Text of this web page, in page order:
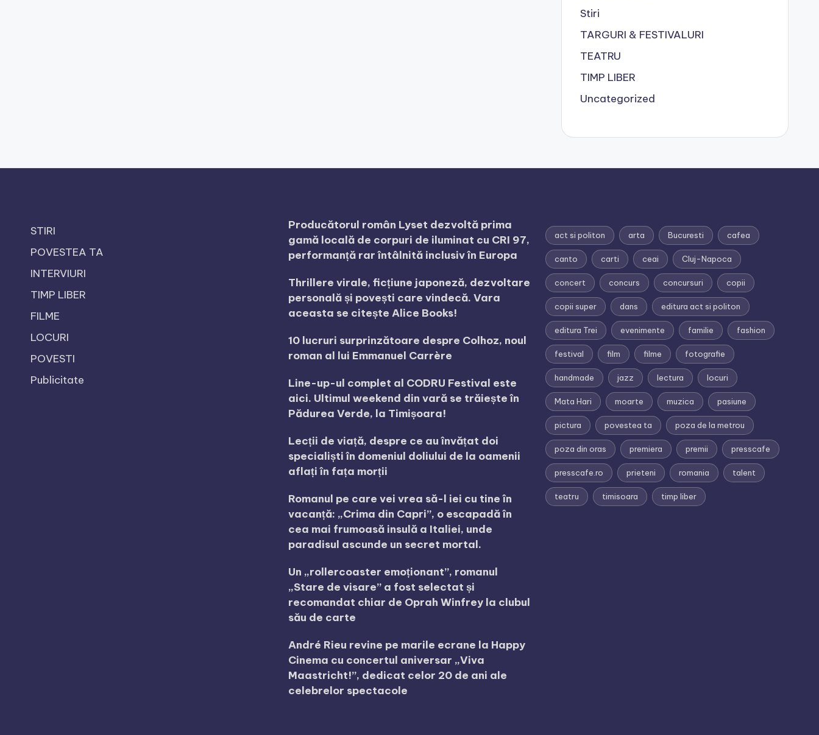
Stiri
TARGURI & FESTIVALURI
TEATRU
TIMP LIBER
Uncategorized
STIRI
POVESTEA TA
INTERVIURI
TIMP LIBER
FILME
LOCURI
POVESTI
Publicitate
Producătorul român Lyset dezvoltă prima
gamă locală de corpuri de iluminat cu CRI 97,
performanță rar întâlnită inclusiv în Europa
Thrillere virale, ficțiune japoneză, dezvoltare
personală și povești care vindecă. Vara
aceasta se citește Alice Books!
10 lucruri surprinzătoare despre Colhoz, noul
roman al lui Emmanuel Carrère
Line-up-ul complet al CODRU Festival este
aici. Ultimul weekend din vară se trăiește în
Pădurea Verde, la Timișoara!
Lecții de viață, despre ce au învățat doi
specialiști în domeniul doliului de la oamenii
aflați în fața morții
Romanul pe care vei vrea să-l iei cu tine în
vacanță: „Crima din Capri”, o escapadă în
cea mai frumoasă insulă a Italiei, unde
paradisul ascunde un secret mortal.
Un „rollercoaster emoționant”, romanul
„Stare de visare” a fost selectat și
recomandat chiar de Oprah Winfrey la clubul
său de carte
André Rieu revine pe marile ecrane la Happy
Cinema cu concertul aniversar „Viva
Maastricht!”, dedicat celor 20 de ani ale
celebrelor spectacole
act si politon arta Bucuresti cafea
canto carti ceai Cluj-Napoca
concert concurs concursuri copii
copii super dans editura act si politon
editura Trei evenimente familie fashion
festival film filme fotografie
handmade jazz lectura locuri
Mata Hari moarte muzica pasiune
pictura povestea ta poza de la metrou
poza din oras premiera premii presscafe
presscafe.ro prieteni romania talent
teatru timisoara timp liber